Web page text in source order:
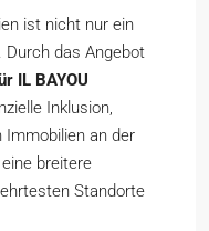
ist nicht nur ein
Durch das Angebot
IL BAYOU
Inklusion,
an der
breitere
Standorte